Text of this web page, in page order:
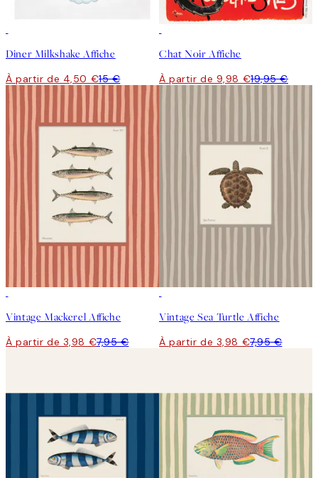
Diner Milkshake Affiche
À partir de 4,50 €15 €
Chat Noir Affiche
À partir de 9,98 €19,95 €
Vintage Mackerel Affiche
À partir de 3,98 €7,95 €
Vintage Sea Turtle Affiche
À partir de 3,98 €7,95 €